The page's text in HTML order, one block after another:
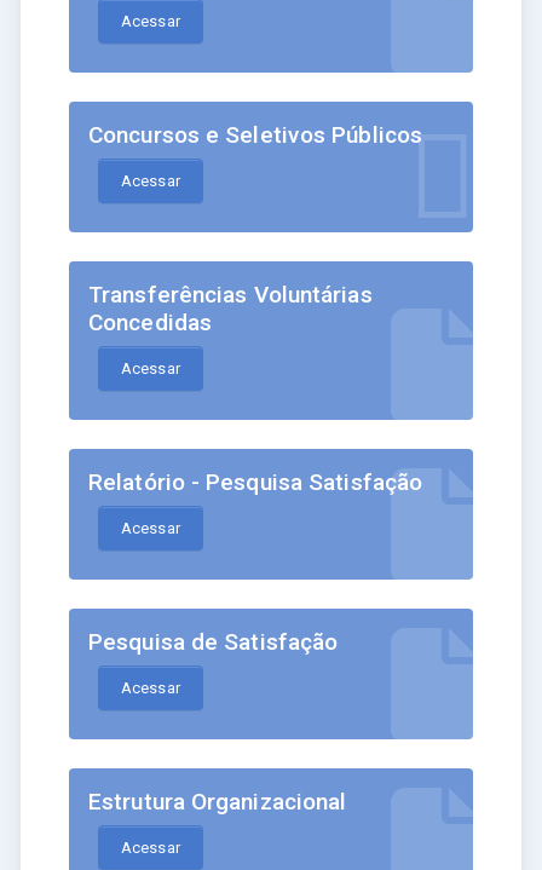
Acessar
Concursos e Seletivos Públicos
Acessar
Transferências Voluntárias
Concedidas
Acessar
Relatório - Pesquisa Satisfação
Acessar
Pesquisa de Satisfação
Acessar
Estrutura Organizacional
Acessar